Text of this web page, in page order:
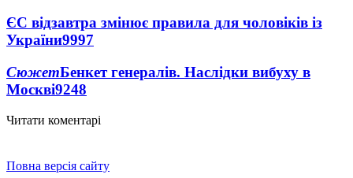
ЄС відзавтра змінює правила для чоловіків із
України9997
СюжетБенкет генералів. Наслідки вибуху в
Москві9248
Читати коментарі
Повна версія сайту